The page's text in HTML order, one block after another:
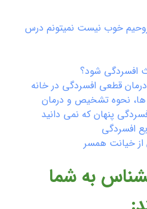
خوب نیست نمیتونم درس
افسردگی شود؟
قطعی افسردگی در خانه
ها، نحوه تشخیص و درمان
پنهان که نمی دانید
افسردگی
از خیانت همسر
به شما